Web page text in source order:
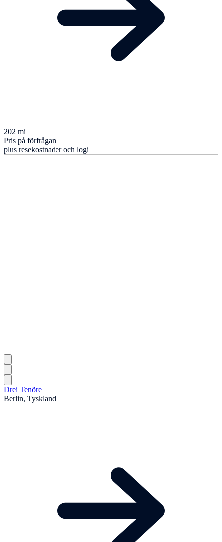
202 mi
Pris på förfrågan
plus resekostnader och logi
Drei Tenöre
Berlin, Tyskland